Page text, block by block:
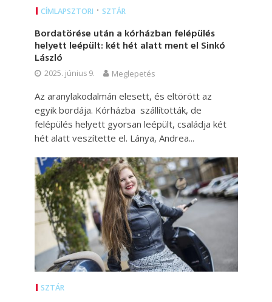
CÍMLAPSZTORI • SZTÁR
Bordatörése után a kórházban felépülés
helyett leépült: két hét alatt ment el Sinkó
László
2025. június 9. Meglepetés
Az aranylakodalmán elesett, és eltörött az
egyik bordája. Kórházba szállították, de
felépülés helyett gyorsan leépült, családja két
hét alatt veszítette el. Lánya, Andrea...
SZTÁR